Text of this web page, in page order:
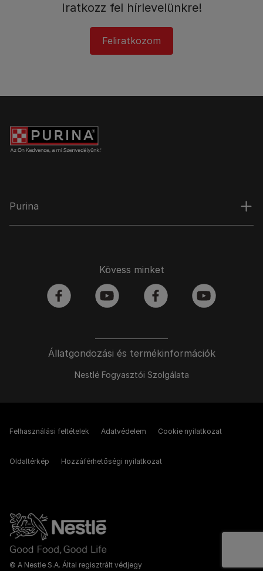
Iratkozz fel hírlevelünkre!​
Feliratkozom
Purina
Állatgondozási és termékinformációk
Nestlé Fogyasztói Szolgálata
Kövess minket
facebook youtube facebook youtube
© A Nestle S.A. Által regisztrált védjegy
Felhasználási feltételek Adatvédelem Cookie nyilatkozat
Oldaltérkép Hozzáférhetőségi nyilatkozat